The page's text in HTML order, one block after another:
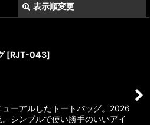
表示順変更
絞り込む
[RJT-043]
ューアルしたトートバッグ。2026
ンプルで使い勝手のいいアイ